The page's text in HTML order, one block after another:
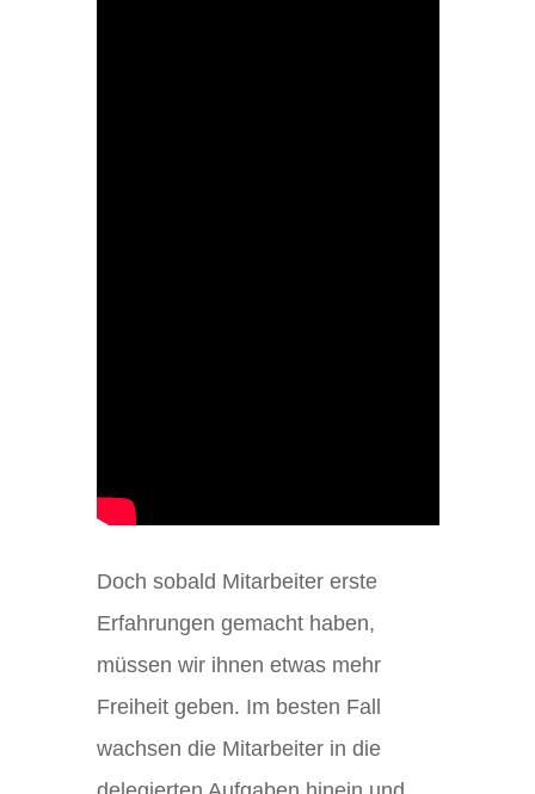
Doch sobald Mitarbeiter erste
Erfahrungen gemacht haben,
müssen wir ihnen etwas mehr
Freiheit geben. Im besten Fall
wachsen die Mitarbeiter in die